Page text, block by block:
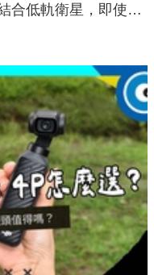
合低軌衛星，即使在
找回愛犬